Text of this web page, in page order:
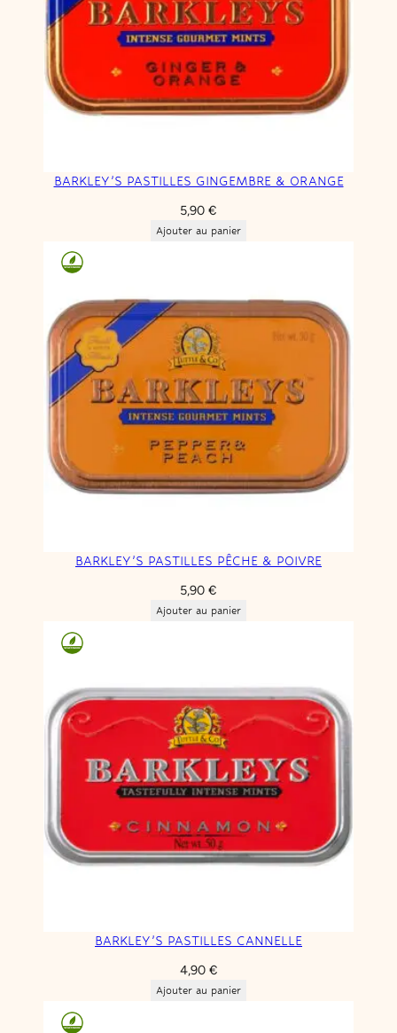
BARKLEY’S PASTILLES GINGEMBRE & ORANGE
5,90 €
Ajouter au panier
BARKLEY’S PASTILLES PÊCHE & POIVRE
5,90 €
Ajouter au panier
BARKLEY’S PASTILLES CANNELLE
4,90 €
Ajouter au panier